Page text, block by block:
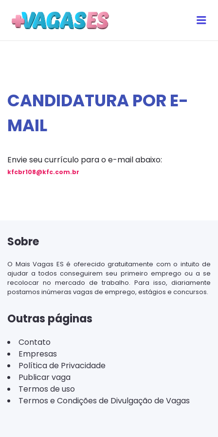
CANDIDATURA POR E-
MAIL
Envie seu currículo para o e-mail abaixo:
kfcbr108@kfc.com.br
Sobre
O Mais Vagas ES é oferecido gratuitamente com o intuito de
ajudar a todos conseguirem seu primeiro emprego ou a se
recolocar no mercado de trabalho. Para isso, diariamente
postamos inúmeras vagas de emprego, estágios e concursos.
Outras páginas
Contato
Empresas
Política de Privacidade
Publicar vaga
Termos de uso
Termos e Condições de Divulgação de Vagas